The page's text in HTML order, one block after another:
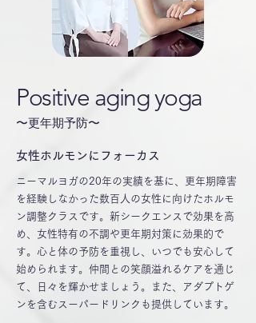
Positive aging yoga
〜更年期予防〜
女性ホルモンにフォーカス
ニーマルヨガの20年の実績を基に、更年期障害
を経験しなかった数百人の女性に向けたホルモ
ン調整クラスです。新シークエンスで効果を高
め、女性特有の不調や更年期対策に効果的で
す。心と体の予防を重視し、いつでも安心して
始められます。仲間との笑顔溢れるケアを通じ
て、日々を輝かせましょう。また、アダプトゲ
ンを含むスーパードリンクも提供しています。